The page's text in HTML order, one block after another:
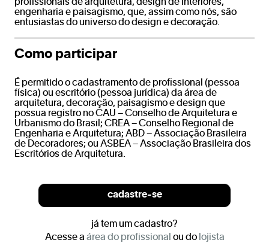
profissionais de arquitetura, design de interiores,
engenharia e paisagismo, que, assim como nós, são
entusiastas do universo do design e decoração.
Como participar
É permitido o cadastramento de profissional (pessoa
física) ou escritório (pessoa jurídica) da área de
arquitetura, decoração, paisagismo e design que
possua registro no CAU – Conselho de Arquitetura e
Urbanismo do Brasil; CREA – Conselho Regional de
Engenharia e Arquitetura; ABD – Associação Brasileira
de Decoradores; ou ASBEA – Associação Brasileira dos
Escritórios de Arquitetura.
cadastre-se
já tem um cadastro?
Acesse a área do profissional ou do lojista